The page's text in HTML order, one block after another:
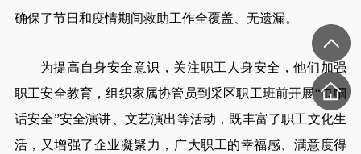
确保了节日和疫情期间救助工作全覆盖、无遗漏。
为提高自身安全意识，关注职工人身安全，他们加强
职工安全教育，组织家属协管员到采区职工班前开展“巾帼
话安全”安全演讲、文艺演出等活动，既丰富了职工文化生
活，又增强了企业凝聚力，广大职工的幸福感、满意度得